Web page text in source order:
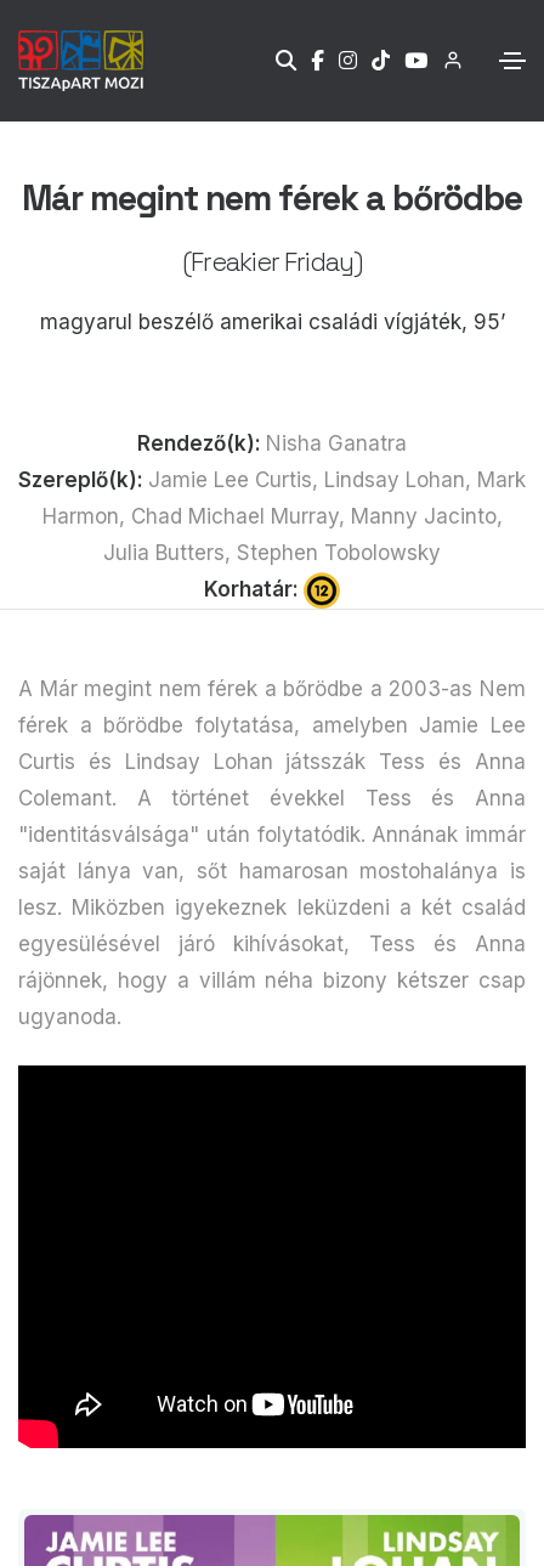
Már megint nem férek a bőrödbe
(Freakier Friday)
magyarul beszélő amerikai családi vígjáték, 95’
Rendező(k): Nisha Ganatra
Szereplő(k): Jamie Lee Curtis, Lindsay Lohan, Mark
Harmon, Chad Michael Murray, Manny Jacinto,
Julia Butters, Stephen Tobolowsky
Korhatár:
A Már megint nem férek a bőrödbe a 2003-as Nem
férek a bőrödbe folytatása, amelyben Jamie Lee
Curtis és Lindsay Lohan játsszák Tess és Anna
Colemant. A történet évekkel Tess és Anna
"identitásválsága" után folytatódik. Annának immár
saját lánya van, sőt hamarosan mostohalánya is
lesz. Miközben igyekeznek leküzdeni a két család
egyesülésével járó kihívásokat, Tess és Anna
rájönnek, hogy a villám néha bizony kétszer csap
ugyanoda.